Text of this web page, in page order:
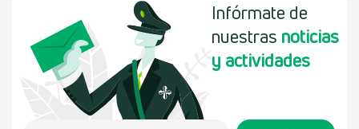
Infórmate de
nuestras noticias
y actividades